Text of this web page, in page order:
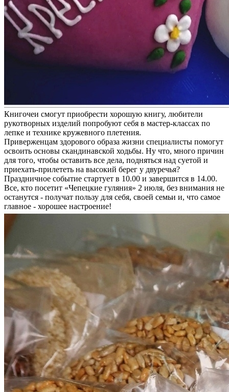
Книгочеи смогут приобрести хорошую книгу, любители
рукотворных изделий попробуют себя в мастер-классах по
лепке и технике кружевного плетения.
Приверженцам здорового образа жизни специалисты помогут
освоить основы скандинавской ходьбы. Ну что, много причин
для того, чтобы оставить все дела, подняться над суетой и
приехать-прилететь на высокий берег у двуречья?
Праздничное событие стартует в 10.00 и завершится в 14.00.
Все, кто посетит «Чепецкие гуляния» 2 июля, без внимания не
останутся - получат пользу для себя, своей семьи и, что самое
главное - хорошее настроение!